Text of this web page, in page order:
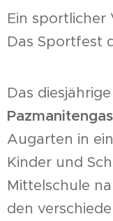
Ein
Das Sportfest
Das
Augarten in
Kinder und
Mittelschule
den